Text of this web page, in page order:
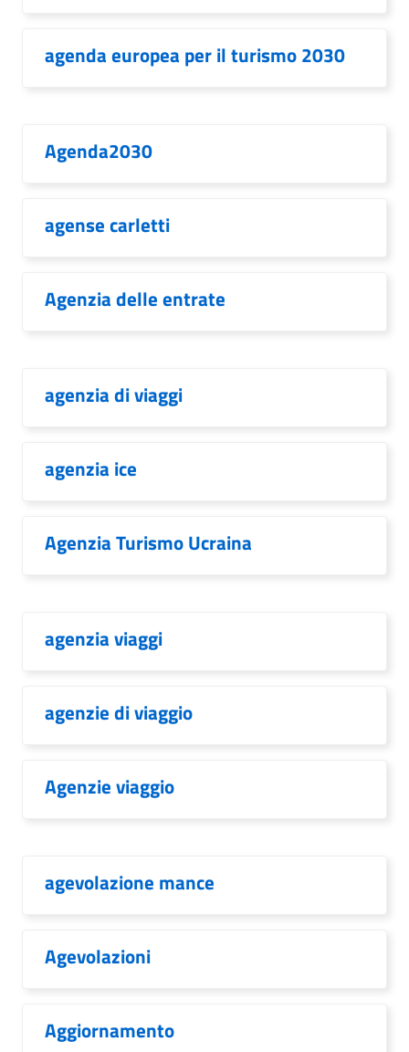
agenda europea per il turismo 2030
Agenda2030
agense carletti
Agenzia delle entrate
agenzia di viaggi
agenzia ice
Agenzia Turismo Ucraina
agenzia viaggi
agenzie di viaggio
Agenzie viaggio
agevolazione mance
Agevolazioni
Aggiornamento